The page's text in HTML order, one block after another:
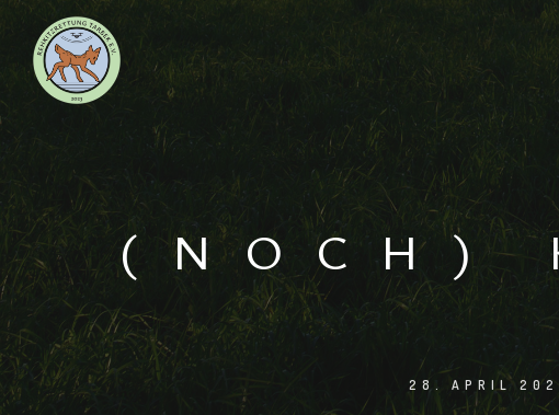
(NOCH)
28. APRIL